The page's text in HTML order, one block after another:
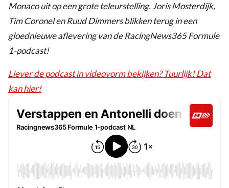
Monaco uit op een grote teleurstelling. Joris Mosterdijk,
Tim Coronel en Ruud Dimmers blikken terug in een
gloednieuwe aflevering van de RacingNews365 Formule
1-podcast!
Liever de podcast in videovorm bekijken? Tuurlijk! Dat
kan hier!